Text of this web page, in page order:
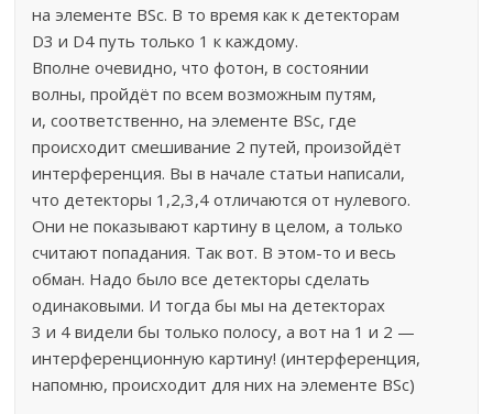
на элементе BSc. В то время как к детекторам
D3 и D4 путь только 1 к каждому.
Вполне очевидно, что фотон, в состоянии
волны, пройдёт по всем возможным путям,
и, соответственно, на элементе BSc, где
происходит смешивание 2 путей, произойдёт
интерференция. Вы в начале статьи написали,
что детекторы 1,2,3,4 отличаются от нулевого.
Они не показывают картину в целом, а только
считают попадания. Так вот. В этом-то и весь
обман. Надо было все детекторы сделать
одинаковыми. И тогда бы мы на детекторах
3 и 4 видели бы только полосу, а вот на 1 и 2 —
интерференционную картину! (интерференция,
напомню, происходит для них на элементе BSc)